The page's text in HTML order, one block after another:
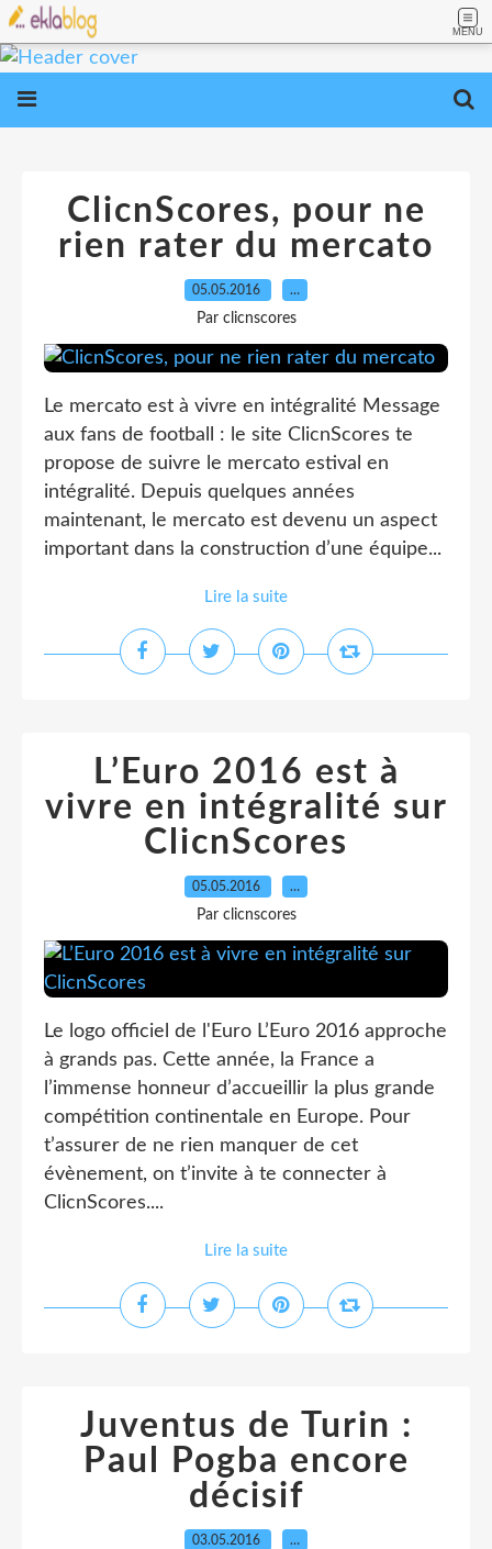
MENU
ClicnScores, pour ne
rien rater du mercato
05.05.2016 …
Par clicnscores
Le mercato est à vivre en intégralité Message
aux fans de football : le site ClicnScores te
propose de suivre le mercato estival en
intégralité. Depuis quelques années
maintenant, le mercato est devenu un aspect
important dans la construction d’une équipe...
Lire la suite
L’Euro 2016 est à
vivre en intégralité sur
ClicnScores
05.05.2016 …
Par clicnscores
Le logo officiel de l'Euro L’Euro 2016 approche
à grands pas. Cette année, la France a
l’immense honneur d’accueillir la plus grande
compétition continentale en Europe. Pour
t’assurer de ne rien manquer de cet
évènement, on t’invite à te connecter à
ClicnScores....
Lire la suite
Juventus de Turin :
Paul Pogba encore
décisif
03.05.2016 …